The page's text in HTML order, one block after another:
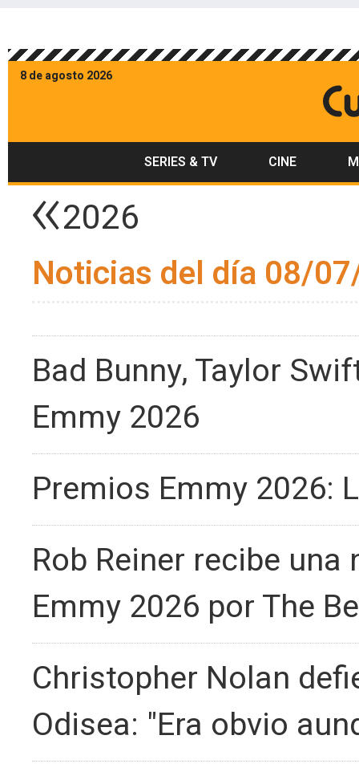
8 de agosto 2026
SERIES & TV CINE
2026
Noticias del día 08/
Bad Bunny, Taylor
Emmy 2026
Premios Emmy 2026:
Rob Reiner recibe
Emmy 2026 por The
Christopher Nolan
Odisea: "Era obvio